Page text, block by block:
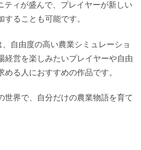
ティが盛んで、プレイヤーが新しい
ることも可能です。
、自由度の高い農業シミュレーショ
経営を楽しみたいプレイヤーや自由
める人におすすめの作品です。
世界で、自分だけの農業物語を育て